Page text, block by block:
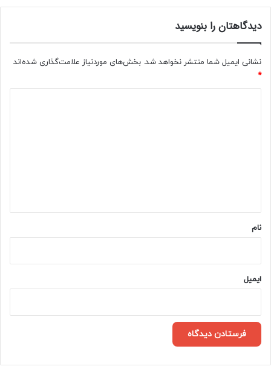
دیدگاهتان را بنویسید
نشانی ایمیل شما منتشر نخواهد شد. بخش‌های موردنیاز علامت‌گذاری شده‌اند
*
نام
ایمیل